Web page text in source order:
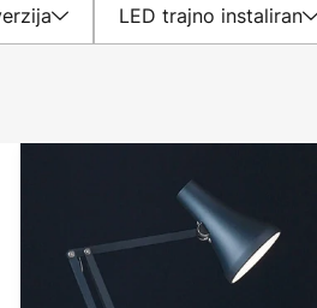
LED trajno instaliran